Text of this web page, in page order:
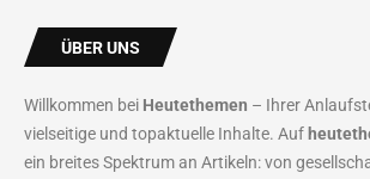
ÜBER UNS
Willkommen bei Heutethemen – Ihrer
vielseitige und topaktuelle Inhalte. Auf
ein breites Spektrum an Artikeln: von